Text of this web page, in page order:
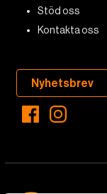
Stöd oss
Kontakta oss
Nyhetsbrev